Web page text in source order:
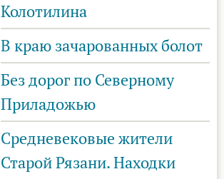
Колотилина
В краю зачарованных болот
Без дорог по Северному
Приладожью
Средневековые жители
Старой Рязани. Находки